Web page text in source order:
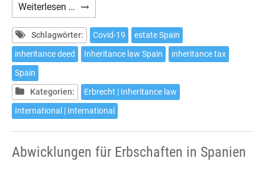
Weiterlesen … Procedures
to
inherit
in
Spain
Schlagwörter: Covid-19
estate Spain
inheritance deed
Inheritance law Spain
inheritance tax
Spain
Kategorien:
Erbrecht | Inheritance law
International | International
Abwicklungen für Erbschaften in Spanien